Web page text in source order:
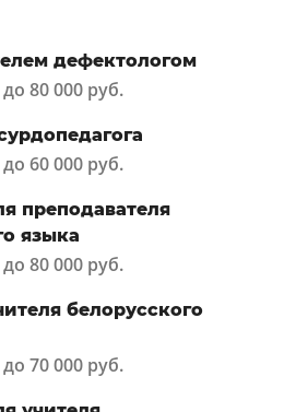
дефектологом
80 000 руб.
60 000 руб.
преподавателя
языка
80 000 руб.
белорусского
70 000 руб.